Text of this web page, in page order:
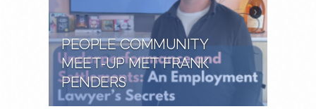
PEOPLE COMMUNITY
MEET-UP MET FRANK
PENDERS